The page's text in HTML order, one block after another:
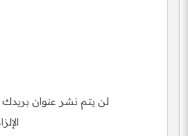
لن يتم نشر عنوان بريدك